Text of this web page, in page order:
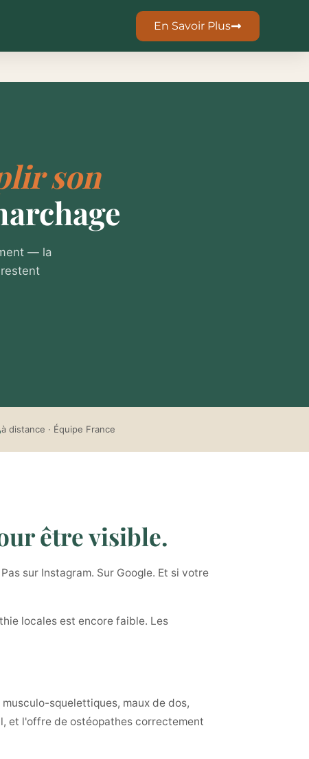
En Savoir Plus
son
— la
à distance · Équipe France
être visible.
sur Instagram. Sur Google. Et si votre
locales est encore faible. Les
squelettiques, maux de dos,
et l'offre de ostéopathes correctement